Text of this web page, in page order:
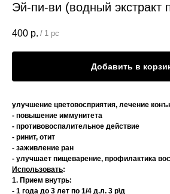
Эй-пи-ви (водный экстракт
400 р. / 1 pc
Добавить в
улучшение цветовосприятия, лечение
- повышение иммунитета
- противовоспалительное действие
- ринит, отит
- заживление ран
- улучшает пищеварение, профилактика
Использовать:
1. Прием внутрь:
- 1 года до 3 лет по 1/4 д.л. 3 р\д